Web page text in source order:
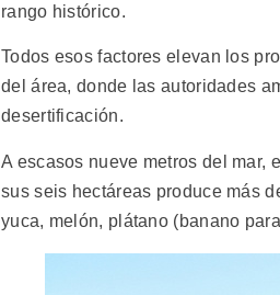
rango histórico.
Todos esos factores elevan los
del área, donde las autoridades
desertificación.
A escasos nueve metros del mar,
sus seis hectáreas produce más
yuca, melón, plátano (banano